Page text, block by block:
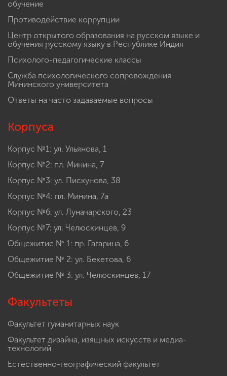
обучение
Противодействие коррупции
Центр открытого образования на русском языке и
обучения русскому языку в Республике Индия
Психолого-педагогические классы
Служба психологического сопровождения
Мининского университета
Ответы на часто задаваемые вопросы
Корпуса
Корпус №1: ул. Ульянова, 1
Корпус №2: пл. Минина, 7
Корпус №3: ул. Пискунова, 38
Корпус №4: пл. Минина, 7а
Корпус №6: ул. Луначарского, 23
Корпус №7: ул. Челюскинцев, 9
Общежитие № 1: пр. Гагарина, 6
Общежитие № 2: ул. Бекетова, 6
Общежитие № 3: ул. Челюскинцев, 17
Факультеты
Факультет гуманитарных наук
Факультет дизайна, изящных искусств и медиа-
технологий
Естественно-географический факультет